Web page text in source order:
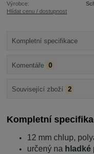
Výrobce:
Hlídat cenu / dostupnost
Kompletní specifikace
Komentáře 0
Související zboží 2
Kompletní
12 mm chlup,
určený na hladké